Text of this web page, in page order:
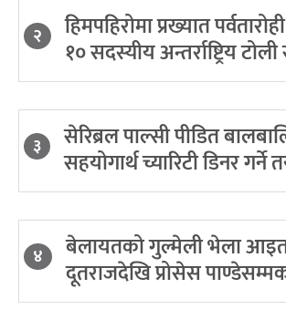
२ हिमपहिरोमा प्रख्यात
१० सदस्यीय अन्तर्राष्ट्रिय
३ सेरिब्रल पाल्सी पीडित
सहयोगार्थ च्यारिटी डिनर गर्ने
४ बेलायतको गुल्मेली भेला
दूतराजदेखि प्रोसेस